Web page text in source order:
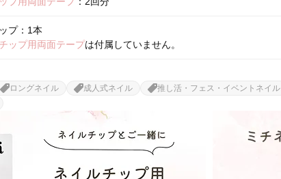
プ：1本
ップ用両面テープは付属していません。
ロングネイル 成人式ネイル 推し活・フェス・イベントネイル